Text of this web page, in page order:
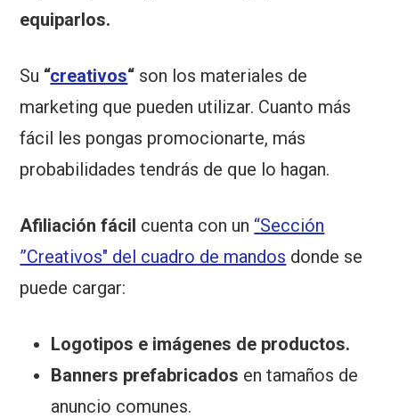
equiparlos.
Su “creativos“ son los materiales de
marketing que pueden utilizar. Cuanto más
fácil les pongas promocionarte, más
probabilidades tendrás de que lo hagan.
Afiliación fácil cuenta con un “Sección
”Creativos" del cuadro de mandos donde se
puede cargar:
Logotipos e imágenes de productos.
Banners prefabricados en tamaños de
anuncio comunes.